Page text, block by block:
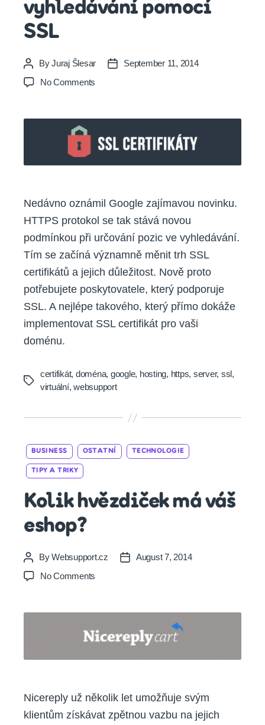
vyhledávání pomocí
SSL
Post
author
ByJuraj Šlesar
PostSeptember 11, 2014
No Comments
ve
pomocí
Nedávno oznámil Google zajímavou novinku.
HTTPS protokol se tak stává novou
podmínkou při určování pozic ve vyhledávání.
Tím se začíná významně měnit trh SSL
certifikátů a jejich důležitost. Nově proto
potřebujete poskytovatele, který podporuje
SSL. A nejlépe takového, který přímo dokáže
implementovat SSL certifikát pro vaši
doménu.
Tags
certifikát, doména, google, hosting, https, server, ssl ,
virtuální,websupport
Categories
BUSINESS OSTATNÍ TECHNOLOGIE
TIPY A TRIKY
Kolik hvězdiček má váš
eshop?
Post
author
ByWebsupport.cz
PostAugust 7, 2014
No Comments
má
váš
eshop?
Nicereply už několik let umožňuje svým
klientům získávat zpětnou vazbu na jejich